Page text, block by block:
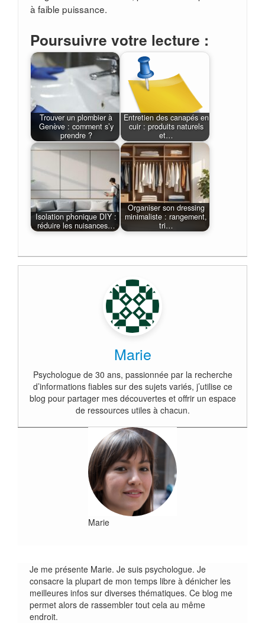
à faible puissance.
Poursuivre votre lecture :
Trouver un plombier à
Genève : comment s’y
prendre ?
Entretien des canapés en
cuir : produits naturels
et…
Isolation phonique DIY :
réduire les nuisances…
Organiser son dressing
minimaliste : rangement,
tri…
Marie
Psychologue de 30 ans, passionnée par la recherche
d’informations fiables sur des sujets variés, j’utilise ce
blog pour partager mes découvertes et offrir un espace
de ressources utiles à chacun.
Marie
Je me présente Marie. Je suis psychologue. Je
consacre la plupart de mon temps libre à dénicher les
meilleures infos sur diverses thématiques. Ce blog me
permet alors de rassembler tout cela au même
endroit.